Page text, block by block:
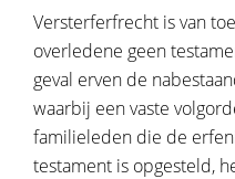
Versterferfrecht is van
overledene geen
geval erven de
waarbij een vaste
familieleden die de
testament is opgesteld,